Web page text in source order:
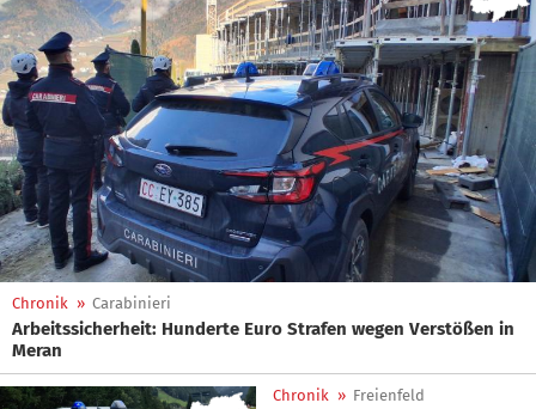
Chronik » Carabinieri
Arbeitssicherheit: Hunderte Euro Strafen wegen Verstößen in
Meran
Chronik » Freienfeld